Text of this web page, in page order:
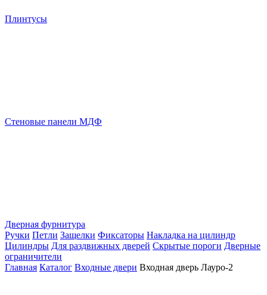
Плинтусы
Стеновые панели МДФ
Дверная фурнитура
Ручки Петли Защелки Фиксаторы Накладка на цилиндр
Цилиндры Для раздвижных дверей Скрытые пороги Дверные
ограничители
Главная Каталог Входные двери Входная дверь Лауро-2